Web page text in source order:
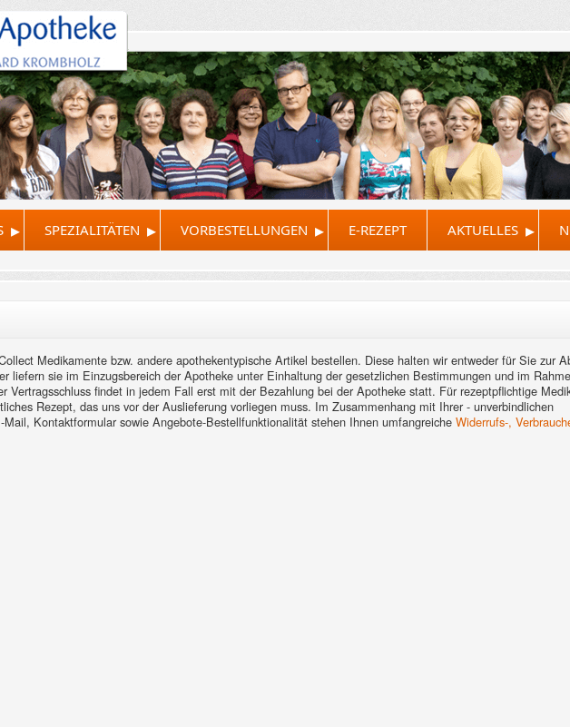
▸ SPEZIALITÄTEN ▸ VORBESTELLUNGEN ▸ E-REZEPT AKTUELLES ▸
Medikamente bzw. andere apothekentypische Artikel bestellen. Diese halten wir entweder für Sie zur
liefern sie im Einzugsbereich der Apotheke unter Einhaltung der gesetzlichen Bestimmungen und im
Vertragsschluss findet in jedem Fall erst mit der Bezahlung bei der Apotheke statt. Für rezeptpflichtige
Rezept, das uns vor der Auslieferung vorliegen muss. Im Zusammenhang mit Ihrer - unverbindlichen
Kontaktformular sowie Angebote-Bestellfunktionalität stehen Ihnen umfangreiche Widerrufs-,